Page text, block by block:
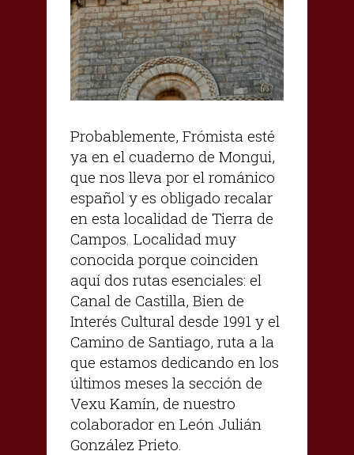
Probablemente, Frómista esté
ya en el cuaderno de Mongui,
que nos lleva por el románico
español y es obligado recalar
en esta localidad de Tierra de
Campos. Localidad muy
conocida porque coinciden
aquí dos rutas esenciales: el
Canal de Castilla, Bien de
Interés Cultural desde 1991 y el
Camino de Santiago, ruta a la
que estamos dedicando en los
últimos meses la sección de
Vexu Kamín, de nuestro
colaborador en León Julián
González Prieto.